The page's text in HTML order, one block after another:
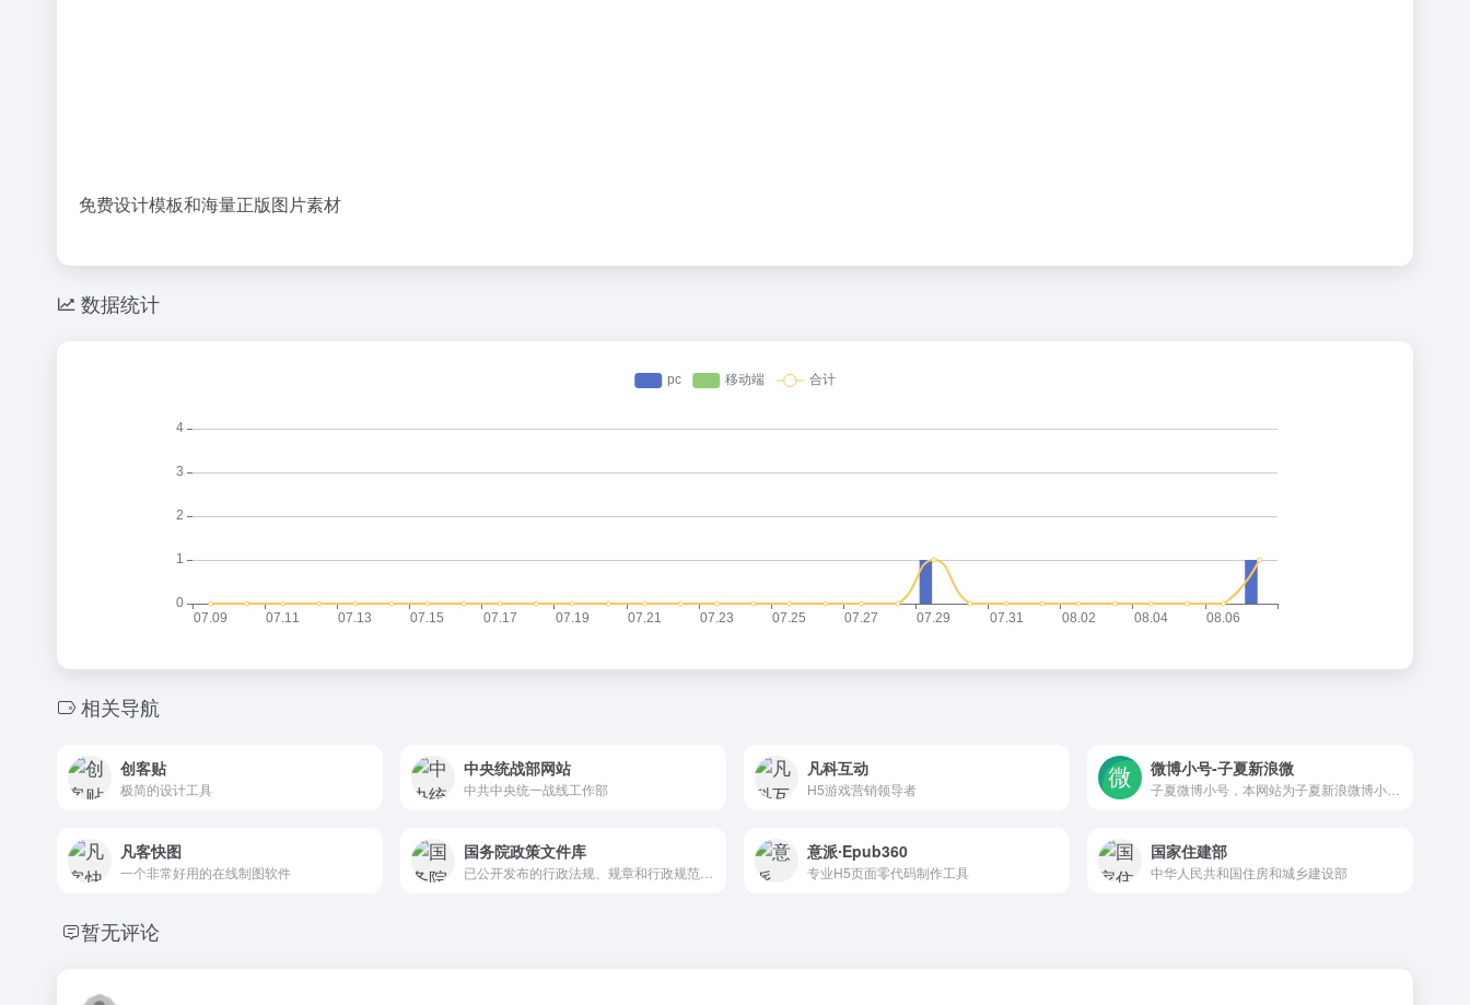
免费设计模板和海量正版图片素材
数据统计
相关导航
创客贴
极简的设计工具
中央统战部网站
中共中央统一战线工作部
凡科互动
H5游戏营销领导者
微博小号-子夏新浪微
凡客快图
一个非常好用的在线制图软件
国务院政策文件库 意派∙Epub360
专业H5页面零代码制作工具
国家住建部
中华人民共和国住房和城乡建设部
暂无评论